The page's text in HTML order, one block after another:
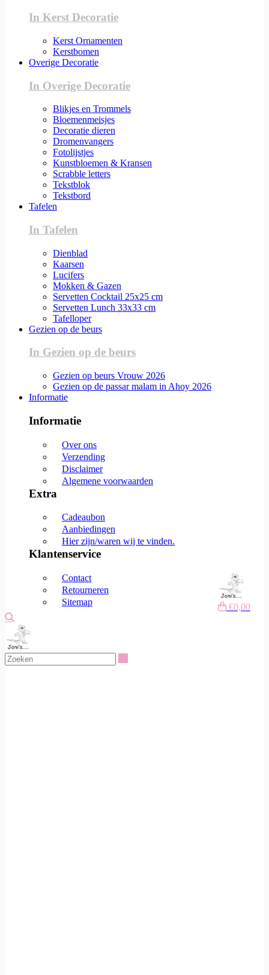
In Kerst Decoratie
Kerst Ornamenten
Kerstbomen
Overige Decoratie
In Overige Decoratie
Blikjes en Trommels
Bloemenmeisjes
Decoratie dieren
Dromenvangers
Fotolijstjes
Kunstbloemen & Kransen
Scrabble letters
Tekstblok
Tekstbord
Tafelen
In Tafelen
Dienblad
Kaarsen
Lucifers
Mokken & Gazen
Servetten Cocktail 25x25 cm
Servetten Lunch 33x33 cm
Tafelloper
Gezien op de beurs
In Gezien op de beurs
Gezien op beurs Vrouw 2026
Gezien op de passar malam in Ahoy 2026
Informatie
Informatie
Over ons
Verzending
Disclaimer
Algemene voorwaarden
Extra
Cadeaubon
Aanbiedingen
Hier zijn/waren wij te vinden.
Klantenservice
Contact
Retourneren
Sitemap
€0,00